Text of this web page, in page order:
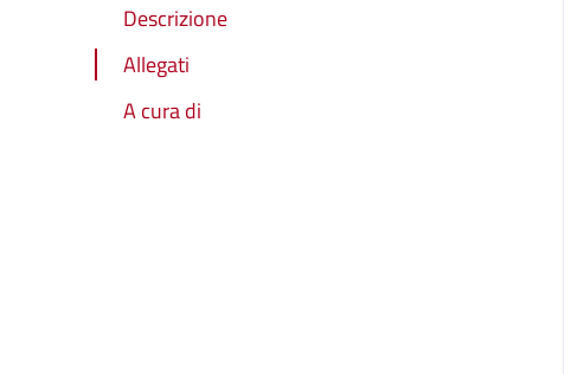
Descrizione
Allegati
A cura di